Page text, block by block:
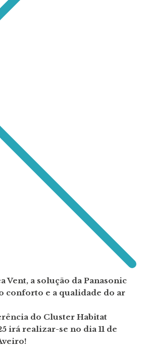
Vent, a solução da Panasonic
conforto e a qualidade do ar
do Cluster Habitat
irá realizar-se no dia 11 de